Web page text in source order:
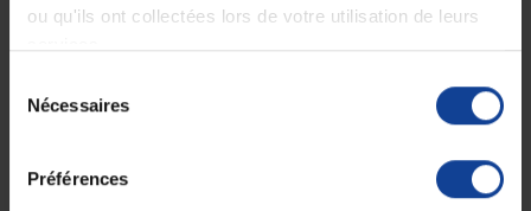
ou qu'ils ont collectées lors de votre utilisation de leurs
Nécessaires
Préférences
3 080,85 € 2 203,36 €